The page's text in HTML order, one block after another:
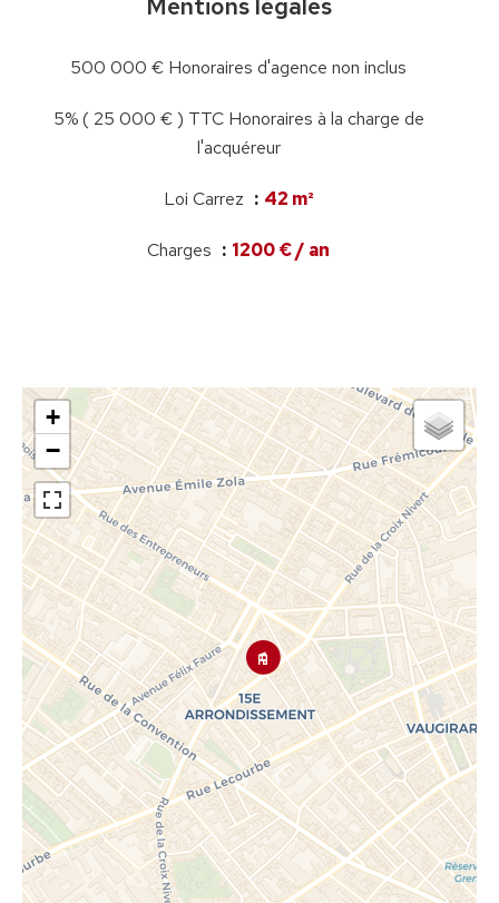
Mentions légales
500 000 € Honoraires d'agence non inclus
5% ( 25 000 € ) TTC Honoraires à la charge de
l'acquéreur
Loi Carrez 42 m²
Charges 1200 € / an
+
−